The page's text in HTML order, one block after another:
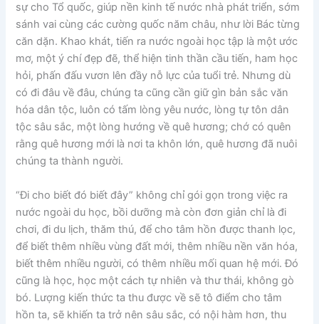
sự cho Tổ quốc, giúp nền kinh tế nước nhà phát triển, sớm
sánh vai cùng các cường quốc năm châu, như lời Bác từng
căn dặn. Khao khát, tiến ra nước ngoài học tập là một ước
mơ, một ý chí đẹp đẽ, thể hiện tinh thần cầu tiến, ham học
hỏi, phấn đấu vươn lên đầy nỗ lực của tuổi trẻ. Nhưng dù
có đi đâu về đâu, chúng ta cũng cần giữ gìn bản sắc văn
hóa dân tộc, luôn có tấm lòng yêu nước, lòng tự tôn dân
tộc sâu sắc, một lòng hướng về quê hương; chớ có quên
rằng quê hương mới là nơi ta khôn lớn, quê hương đã nuôi
chúng ta thành người.
“Đi cho biết đó biết đây” không chỉ gói gọn trong việc ra
nước ngoài du học, bồi dưỡng mà còn đơn giản chỉ là đi
chơi, đi du lịch, thăm thú, để cho tâm hồn được thanh lọc,
để biết thêm nhiều vùng đất mới, thêm nhiều nền văn hóa,
biết thêm nhiều người, có thêm nhiều mối quan hệ mới. Đó
cũng là học, học một cách tự nhiên và thư thái, không gò
bó. Lượng kiến thức ta thu được về sẽ tô điểm cho tâm
hồn ta, sẽ khiến ta trở nên sâu sắc, có nội hàm hơn, thu